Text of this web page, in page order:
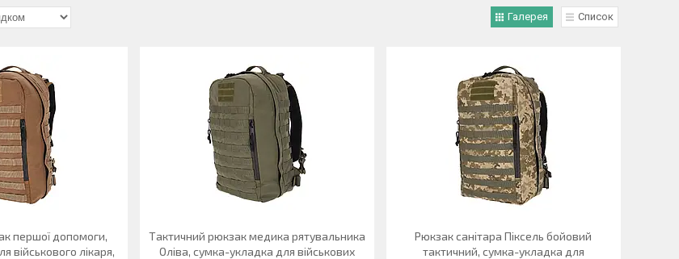
Галерея Список
першої допомоги,
військового лікаря,
Тактичний рюкзак медика рятувальника
Оліва, сумка-укладка для військових
Рюкзак санітара Піксель бойовий
тактичний, сумка-укладка для